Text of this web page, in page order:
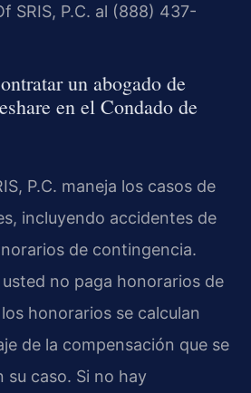
SRIS, P.C. al (888) 437-
un abogado de
en el Condado de
P.C. maneja los casos de
incluyendo accidentes de
de contingencia.
no paga honorarios de
honorarios se calculan
de la compensación que se
su caso. Si no hay